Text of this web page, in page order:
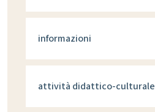
informazioni
attività didattico-culturale